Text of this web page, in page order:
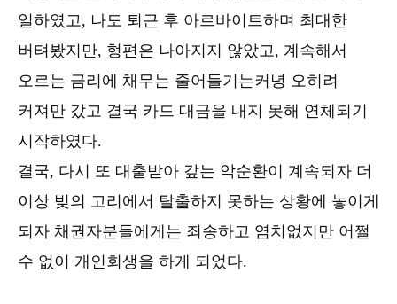
일하였고, 나도 퇴근 후 아르바이트하며 최대한
버텨봤지만, 형편은 나아지지 않았고, 계속해서
오르는 금리에 채무는 줄어들기는커녕 오히려
커져만 갔고 결국 카드 대금을 내지 못해 연체되기
시작하였다.
결국, 다시 또 대출받아 갚는 악순환이 계속되자 더
이상 빚의 고리에서 탈출하지 못하는 상황에 놓이게
되자 채권자분들에게는 죄송하고 염치없지만 어쩔
수 없이 개인회생을 하게 되었다.